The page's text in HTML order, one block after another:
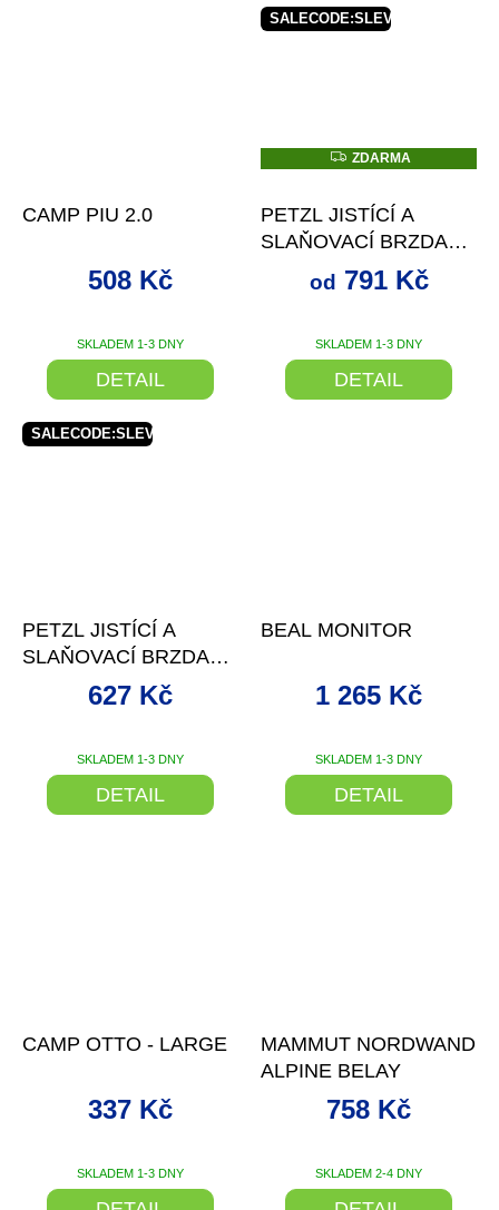
CAMP PIU 2.0
Průměrné
hodnocení
produktu
5,0
SKLADEM 1-3 DNY
508 Kč
DETAIL
SALECODE:SLEVAX5:5:%
Z
D
M
A
ZDARMA
PETZL JISTÍCÍ A
SLAŇOVACÍ BRZDA
PETZL REVERSO
BARVA+ SLEVA SE
Průměrné
hodnocení
produktu
SKLADEM 1-3 DNY
od 791 Kč
DETAIL
SALECODE:SLEVAX5:5:%
PETZL JISTÍCÍ A
SLAŇOVACÍ BRZDA
PETZL VERSO BARVA
+ SLEVA SE
SKLADEM 1-3 DNY
627 Kč
DETAIL
BEAL MONITOR
SKLADEM 1-3 DNY
1 265 Kč
DETAIL
CAMP OTTO - LARGE
SKLADEM 1-3 DNY
337 Kč
MAMMUT NORDWAND
ALPINE BELAY
SKLADEM 2-4 DNY
758 Kč